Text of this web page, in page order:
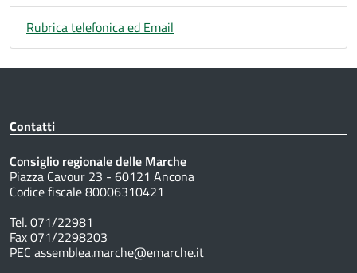
Rubrica telefonica ed Email
Contatti
Consiglio regionale delle Marche
Piazza Cavour 23 - 60121 Ancona
Codice fiscale 80006310421
Tel. 071/22981
Fax 071/2298203
PEC assemblea.marche@emarche.it